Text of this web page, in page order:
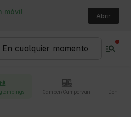
móvil
Abrir
Camper/Campervan Con